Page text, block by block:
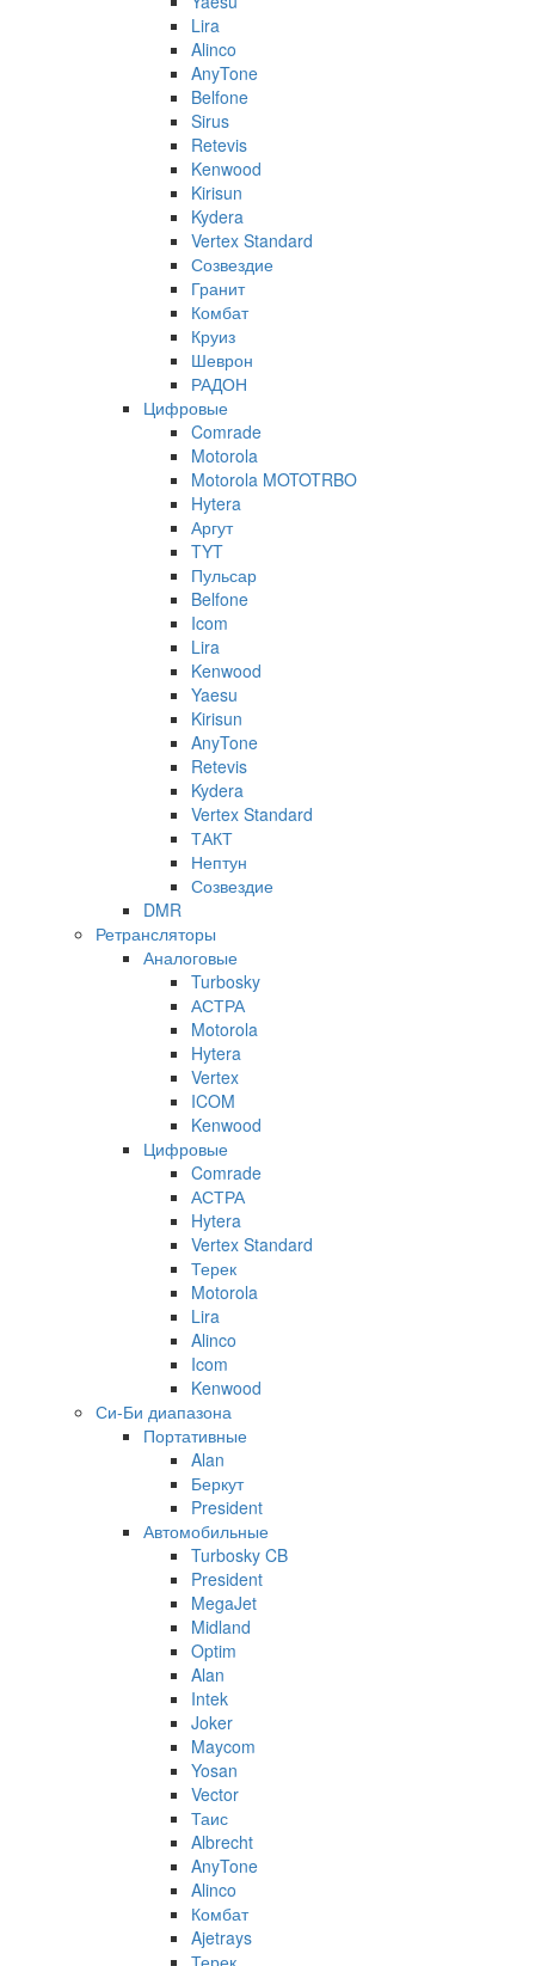
Lira
Alinco
AnyTone
Belfone
Sirus
Retevis
Kenwood
Kirisun
Kydera
Vertex Standard
Созвездие
Гранит
Комбат
Круиз
Шеврон
РАДОН
Цифровые
Comrade
Motorola
Motorola MOTOTRBO
Hytera
Аргут
TYT
Пульсар
Belfone
Icom
Lira
Kenwood
Yaesu
Kirisun
AnyTone
Retevis
Kydera
Vertex Standard
ТАКТ
Нептун
Созвездие
DMR
Ретрансляторы
Аналоговые
Turbosky
АСТРА
Motorola
Hytera
Vertex
ICOM
Kenwood
Цифровые
Comrade
АСТРА
Hytera
Vertex Standard
Терек
Motorola
Lira
Alinco
Icom
Kenwood
Си-Би диапазона
Портативные
Alan
Беркут
President
Автомобильные
Turbosky CB
President
MegaJet
Midland
Optim
Alan
Intek
Joker
Maycom
Yosan
Vector
Таис
Albrecht
AnyTone
Alinco
Комбат
Ajetrays
Терек